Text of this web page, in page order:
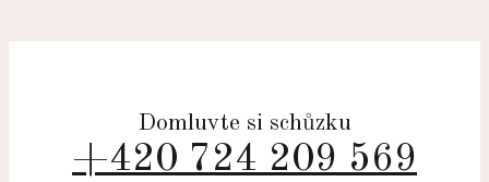
Domluvte si schůzku
+420 724 209 569